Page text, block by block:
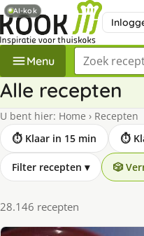
Menu Zoek een
Alle recepten
U bent hier: Home › Recepten
⏱ Klaar in 15 min
⏱
Filter recepten ▾ 🎲
28.146 recepten
AI-kok